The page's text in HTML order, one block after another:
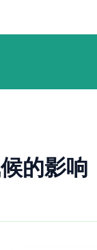
的影响